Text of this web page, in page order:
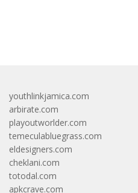
youthlinkjamica.com
arbirate.com
playoutworlder.com
temeculabluegrass.com
eldesigners.com
cheklani.com
totodal.com
apkcrave.com